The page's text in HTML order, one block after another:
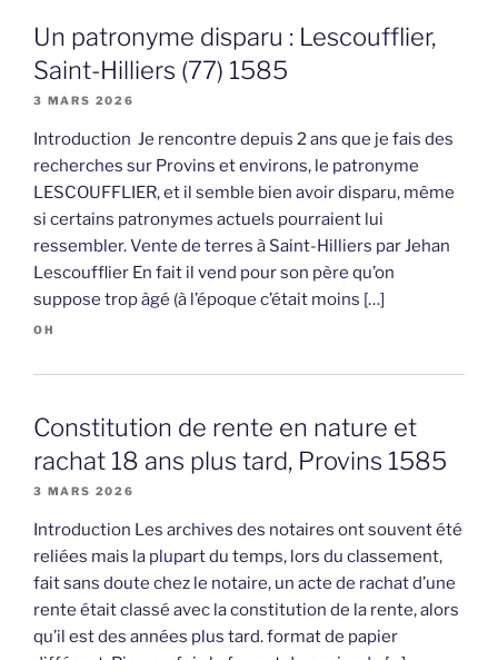
Un patronyme disparu : Lescoufflier,
Saint-Hilliers (77) 1585
3 MARS 2026
Introduction Je rencontre depuis 2 ans que je fais des
recherches sur Provins et environs, le patronyme
LESCOUFFLIER, et il semble bien avoir disparu, même
si certains patronymes actuels pourraient lui
ressembler. Vente de terres à Saint-Hilliers par Jehan
Lescoufflier En fait il vend pour son père qu’on
suppose trop âgé (à l’époque c’était moins […]
OH
Constitution de rente en nature et
rachat 18 ans plus tard, Provins 1585
3 MARS 2026
Introduction Les archives des notaires ont souvent été
reliées mais la plupart du temps, lors du classement,
fait sans doute chez le notaire, un acte de rachat d’une
rente était classé avec la constitution de la rente, alors
qu’il est des années plus tard. format de papier